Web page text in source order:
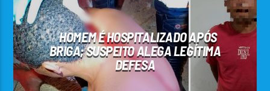
HOMEM É HOSPITALIZADO APÓS
BRIGA; SUSPEITO ALEGA LEGÍTIMA
DEFESA